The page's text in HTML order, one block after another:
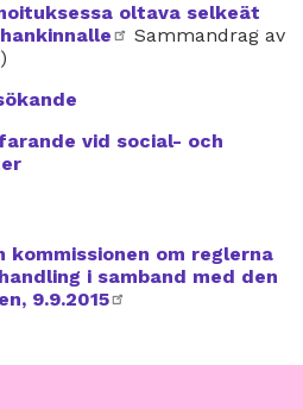
oltava selkeät
extern
Sammandrag av
vid social- och
kommissionen om reglerna
i samband med den
9.9.2015